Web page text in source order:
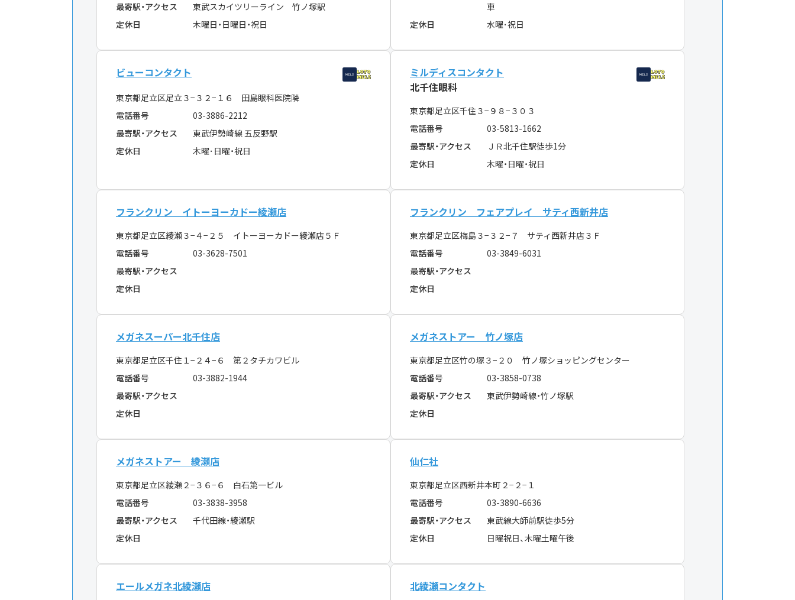
最寄駅・アクセス
東武スカイツリーライン 竹ノ塚駅
定休日
木曜日・日曜日・祝日
車
定休日
水曜･祝日
ビューコンタクト
東京都足立区足立３−３２−１６ 田島眼科医院隣
電話番号
03-3886-2212
最寄駅・アクセス
東武伊勢崎線 五反野駅
定休日
木曜･日曜・祝日
ミルディスコンタクト
北千住眼科
東京都足立区千住３−９８−３０３
電話番号
03-5813-1662
最寄駅・アクセス
ＪＲ北千住駅徒歩1分
定休日
木曜・日曜・祝日
フランクリン イトーヨーカドー綾瀬店
東京都足立区綾瀬３−４−２５ イトーヨーカドー綾瀬店５Ｆ
電話番号
03-3628-7501
最寄駅・アクセス
定休日
フランクリン フェアプレイ サティ西新井店
東京都足立区梅島３−３２−７ サティ西新井店３Ｆ
電話番号
03-3849-6031
最寄駅・アクセス
定休日
メガネスーパー北千住店
東京都足立区千住１−２４−６ 第２タチカワビル
電話番号
03-3882-1944
最寄駅・アクセス
定休日
メガネストアー 竹ノ塚店
東京都足立区竹の塚３−２０ 竹ノ塚ショッピングセンター
電話番号
03-3858-0738
最寄駅・アクセス
東武伊勢崎線・竹ノ塚駅
定休日
メガネストアー 綾瀬店
東京都足立区綾瀬２−３６−６ 白石第一ビル
電話番号
03-3838-3958
最寄駅・アクセス
千代田線・綾瀬駅
定休日
仙仁社
東京都足立区西新井本町２−２−１
電話番号
03-3890-6636
最寄駅・アクセス
東武線大師前駅徒歩5分
定休日
日曜祝日、木曜土曜午後
エールメガネ北綾瀬店 北綾瀬コンタクト